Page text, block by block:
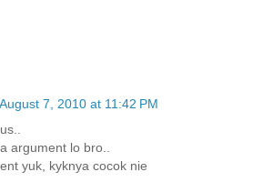
August 7, 2010 at 11:42 PM
argument lo bro..
yuk, kyknya cocok nie